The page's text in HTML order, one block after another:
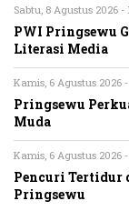
Sabtu, 8 Agustus 2026 -
PWI Pringsewu
Literasi Media
Kamis, 6 Agustus 2026 -
Pringsewu
Muda
Kamis, 6 Agustus 2026 -
Pencuri Tertidur
Pringsewu